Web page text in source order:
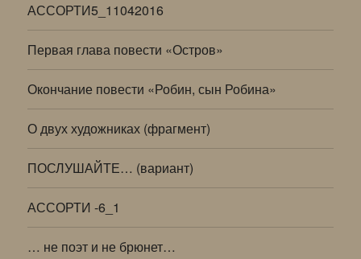
АССОРТИ5_11042016
Первая глава повести «Остров»
Окончание повести «Робин, сын Робина»
О двух художниках (фрагмент)
ПОСЛУШАЙТЕ… (вариант)
АССОРТИ -6_1
… не поэт и не брюнет…